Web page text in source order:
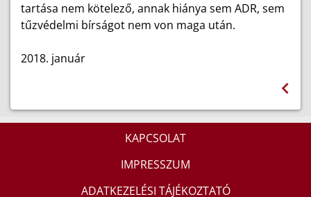
tartása nem kötelező, annak hiánya sem ADR, sem
tűzvédelmi bírságot nem von maga után.
2018. január
KAPCSOLAT
IMPRESSZUM
ADATKEZELÉSI TÁJÉKOZTATÓ